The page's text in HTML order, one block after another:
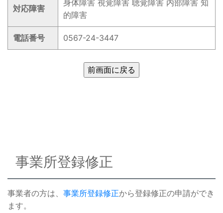
対応障害
身体障害 視覚障害 聴覚障害 内部障害 知
的障害
電話番号 0567-24-3447
事業所登録修正
事業者の方は、 事業所登録修正から登録修正の申請ができ
ます。